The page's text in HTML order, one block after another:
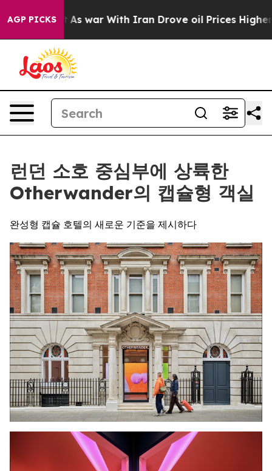
AGP PICKS
As war With Iran Drove oil Prices Higher,
런던 소호 중심부에 상륙한
Otherwander의 캡슐형 객실
완성형 캡슐 호텔의 새로운 기준을 제시하다